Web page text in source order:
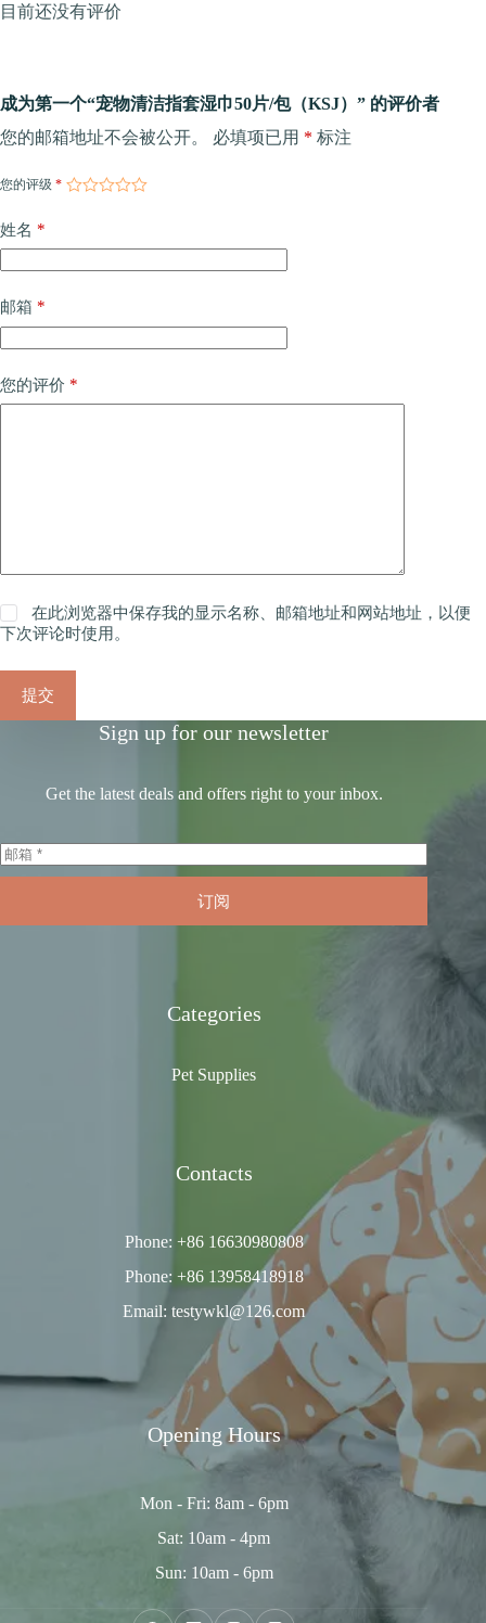
目前还没有评价
成为第一个“宠物清洁指套湿巾50片/包（KSJ）” 的评价者
您的邮箱地址不会被公开。
必填项已用 * 标注
您的评级 *
姓名 *
邮箱 *
您的评价 *
在此浏览器中保存我的显示名称、邮箱地址和网站地址，以便
下次评论时使用。
提交
Sign up for our newsletter
Get the latest deals and offers right to your inbox.
订阅
Categories
Pet Supplies
Contacts
Phone: +86 16630980808
Phone: +86 13958418918
Email: testywkl@126.com
Opening Hours
Mon - Fri: 8am - 6pm
Sat: 10am - 4pm
Sun: 10am - 6pm